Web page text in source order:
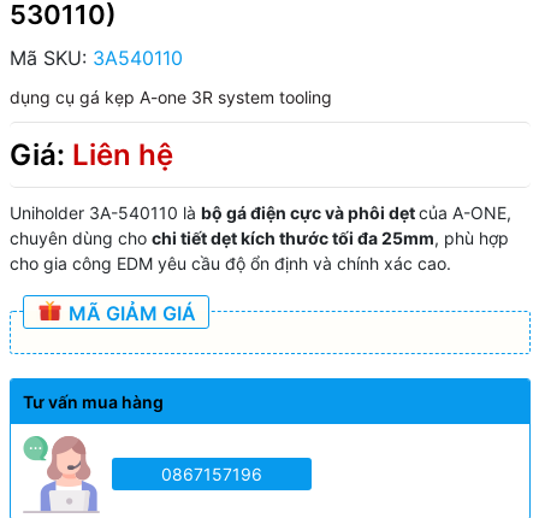
530110)
Mã SKU: 3A540110
dụng cụ gá kẹp A-one 3R system tooling
Giá: Liên hệ
Uniholder 3A-540110 là bộ gá điện cực và phôi dẹtcủa A-ONE,
chuyên dùng cho chi tiết dẹt kích thước tối đa 25mm, phù hợp
cho gia công EDM yêu cầu độ ổn định và chính xác cao.
MÃ GIẢM GIÁ
Tư vấn mua hàng
0867157196